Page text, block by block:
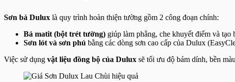
Sơn bả Dulux là quy trình hoàn thiện tường gồm 2 công đoạn chính:
Bả matit (bột trét tường) giúp làm phẳng, che khuyết điểm và tạo
Sơn lót và sơn phủ bằng các dòng sơn cao cấp của Dulux
Việc sử dụng vật liệu đồng bộ của Dulux sẽ tối ưu độ bám dính, bền